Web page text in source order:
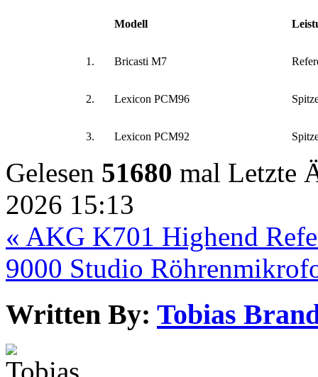
Modell
1. Bricasti M7
2. Lexicon PCM96
3. Lexicon PCM92
Gelesen 51680 mal Letzte
2026 15:13
« AKG K701 Highend
9000 Studio
Written By: Tobias